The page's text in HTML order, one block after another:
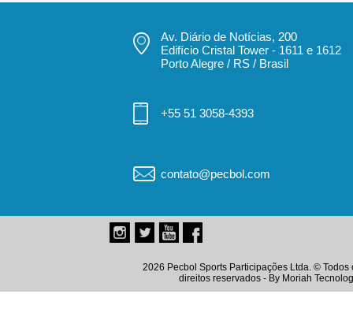
Av. Diário de Notícias, 200
Edifício Cristal Tower - 1611 e 1612
Porto Alegre / RS / Brasil
+55 51 3058-4393
contato@pecbol.com
2026 Pecbol Sports Participações Ltda. © Todos
direitos reservados - By Moriah